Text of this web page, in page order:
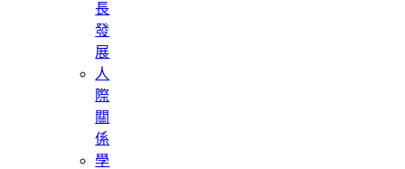
長
發
展
人
際
關
係
學